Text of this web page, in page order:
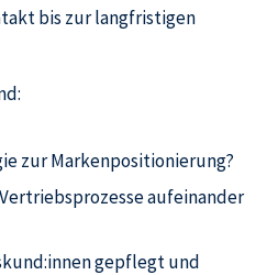
bis zur langfristigen
zur Markenpositionierung?
aufeinander
gepflegt und